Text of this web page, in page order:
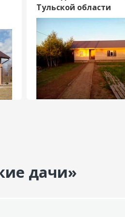
Тульской области
дачи»